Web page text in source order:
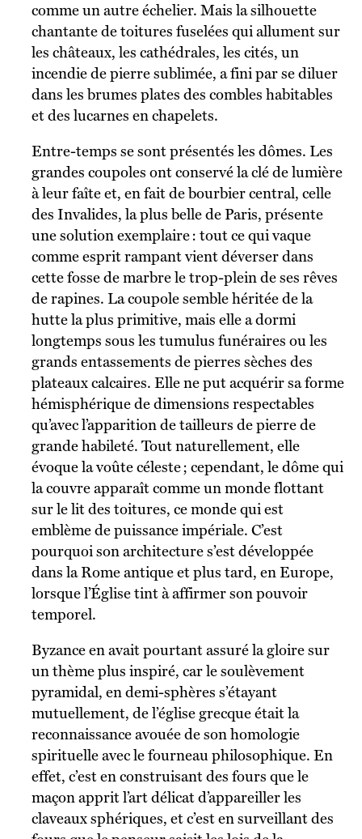
comme un autre échelier. Mais la silhouette
chantante de toitures fuselées qui allument sur
les châteaux, les cathédrales, les cités, un
incendie de pierre sublimée, a fini par se diluer
dans les brumes plates des combles habitables
et des lucarnes en chapelets.
Entre-temps se sont présentés les dômes. Les
grandes coupoles ont conservé la clé de lumière
à leur faîte et, en fait de bourbier central, celle
des Invalides, la plus belle de Paris, présente
une solution exemplaire : tout ce qui vaque
comme esprit rampant vient déverser dans
cette fosse de marbre le trop-plein de ses rêves
de rapines. La coupole semble héritée de la
hutte la plus primitive, mais elle a dormi
longtemps sous les tumulus funéraires ou les
grands entassements de pierres sèches des
plateaux calcaires. Elle ne put acquérir sa forme
hémisphérique de dimensions respectables
qu’avec l’apparition de tailleurs de pierre de
grande habileté. Tout naturellement, elle
évoque la voûte céleste ; cependant, le dôme qui
la couvre apparaît comme un monde flottant
sur le lit des toitures, ce monde qui est
emblème de puissance impériale. C’est
pourquoi son architecture s’est développée
dans la Rome antique et plus tard, en Europe,
lorsque l’Église tint à affirmer son pouvoir
temporel.
Byzance en avait pourtant assuré la gloire sur
un thème plus inspiré, car le soulèvement
pyramidal, en demi-sphères s’étayant
mutuellement, de l’église grecque était la
reconnaissance avouée de son homologie
spirituelle avec le fourneau philosophique. En
effet, c’est en construisant des fours que le
maçon apprit l’art délicat d’appareiller les
claveaux sphériques, et c’est en surveillant des